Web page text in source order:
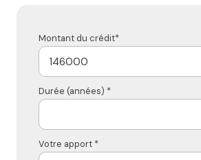
Montant du crédit*
Durée (années) *
Votre apport *